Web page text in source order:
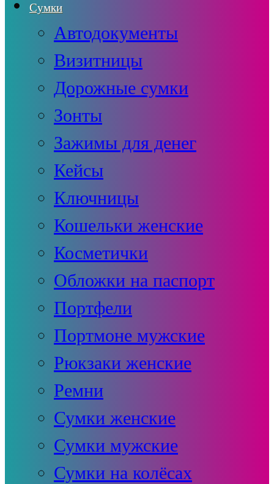
Сумки
Автодокументы
Визитницы
Дорожные сумки
Зонты
Зажимы для денег
Кейсы
Ключницы
Кошельки женские
Косметички
Обложки на паспорт
Портфели
Портмоне мужские
Рюкзаки женские
Ремни
Сумки женские
Сумки мужские
Сумки на колёсах